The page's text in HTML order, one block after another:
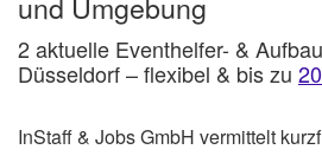
2 aktuelle Eventhelfer- &
Düsseldorf – flexibel & bis zu
InStaff & Jobs GmbH vermittelt